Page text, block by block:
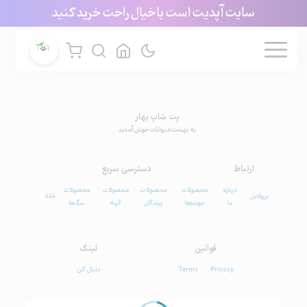
سایت آپدیت است با خیال راحت خرید کنید
پت شاپ بهار
به بهشت حیوانات خوش آمدید
دسترسی سریع
خانه
محصولات
سگ‌ها
محصولات
گربه
محصولات
پرندگان
محصولات
جونده‌ها
ارتباط
درباره
ما
پروفایل
لینک
دنبال کن
قوانین
Terms Privacy